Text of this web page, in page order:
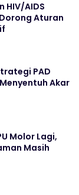
HIV/AIDS
Aturan
PAD
Akar
Molor Lagi,
Masih